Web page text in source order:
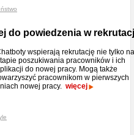
do powiedzenia w
wspierają rekrutację nie tylko na
poszukiwania pracowników i ich
do nowej pracy. Mogą także
pracownikom w pierwszych
nowej pracy. więcej